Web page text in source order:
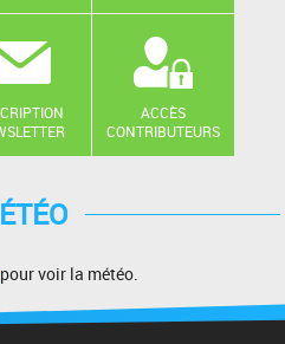
ACCÈS
CONTRIBUTEURS
pour voir la météo.